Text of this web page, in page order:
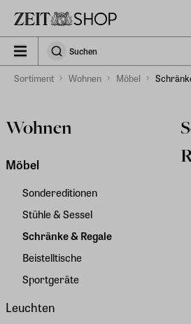
SuchenSuchen
Sortiment Wohnen Möbel
Wohnen
Möbel
Sondereditionen
Stühle & Sessel
Schränke & Regale
Beistelltische
Sportgeräte
Leuchten